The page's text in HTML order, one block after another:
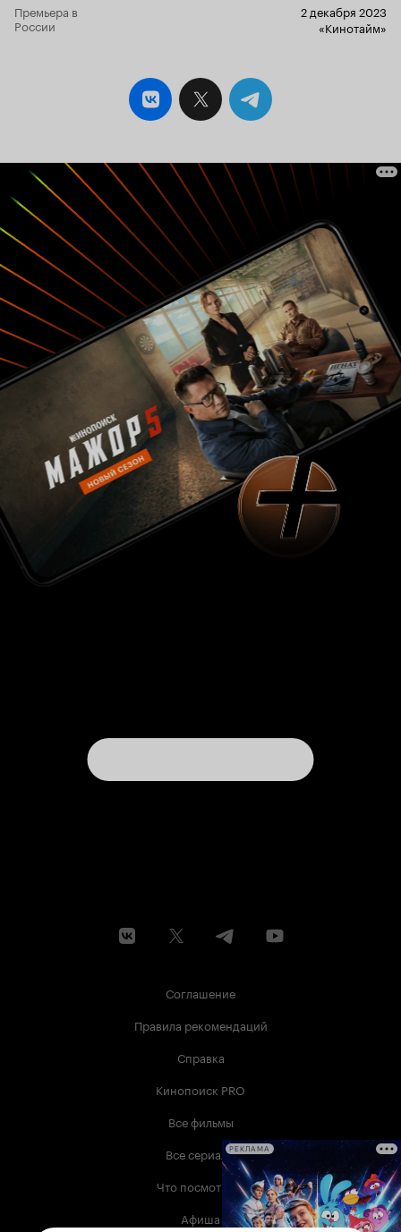
Премьера в
России
2 декабря 2023
«Кинотайм»
Соглашение
Правила рекомендаций
Справка
Кинопоиск PRO
Все фильмы
Все сериалы
Что посмотреть
Афиша
РЕКЛАМА